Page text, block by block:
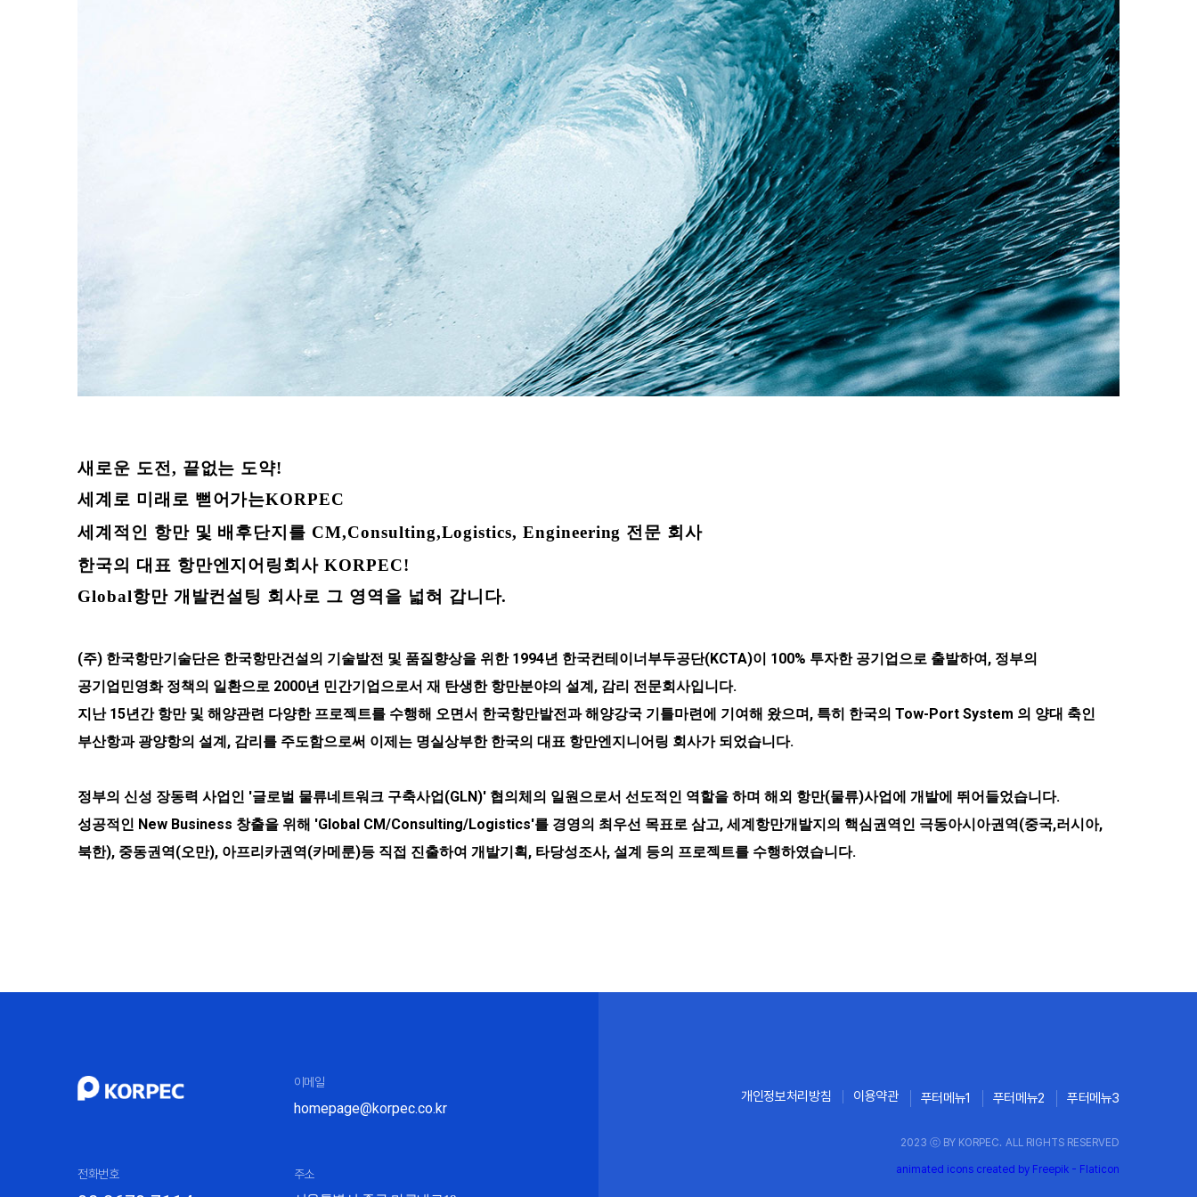
새로운 도전, 끝없는 도약!
세계로 미래로 뻗어가는KORPEC
세계적인 항만 및 배후단지를 CM,Consulting,Logistics, Engineering 전문 회사
한국의 대표 항만엔지어링회사 KORPEC!
Global항만 개발컨설팅 회사로 그 영역을 넓혀 갑니다.
(주) 한국항만기술단은 한국항만건설의 기술발전 및 품질향상을 위한 1994년 한국컨테이너부두공단(KCTA)이 100% 투자한 공기업으로 출발하여, 정부의
공기업민영화 정책의 일환으로 2000년 민간기업으로서 재 탄생한 항만분야의 설계, 감리 전문회사입니다.
지난 15년간 항만 및 해양관련 다양한 프로젝트를 수행해 오면서 한국항만발전과 해양강국 기틀마련에 기여해 왔으며, 특히 한국의 Tow-Port System 의 양대 축인
부산항과 광양항의 설계, 감리를 주도함으로써 이제는 명실상부한 한국의 대표 항만엔지니어링 회사가 되었습니다.
정부의 신성 장동력 사업인 '글로벌 물류네트워크 구축사업(GLN)' 협의체의 일원으로서 선도적인 역할을 하며 해외 항만(물류)사업에 개발에 뛰어들었습니다.
성공적인 New Business 창출을 위해 'Global CM/Consulting/Logistics'를 경영의 최우선 목표로 삼고, 세계항만개발지의 핵심권역인 극동아시아권역(중국,러시아,
북한), 중동권역(오만), 아프리카권역(카메룬)등 직접 진출하여 개발기획, 타당성조사, 설계 등의 프로젝트를 수행하였습니다.
이메일
homepage@korpec.co.kr
전화번호
주소
개인정보처리방침 이용약관 푸터메뉴1 푸터메뉴2 푸터메뉴3
2023 ⓒ BY KORPEC. ALL RIGHTS RESERVED
animated icons created by Freepik - Flaticon